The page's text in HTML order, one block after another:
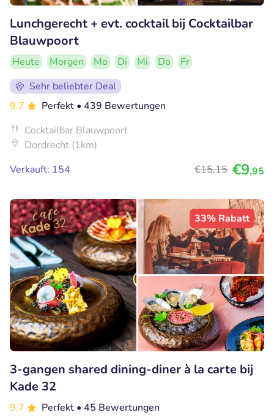
Lunchgerecht + evt. cocktail bij Cocktailbar
Blauwpoort
Heute Morgen Mo Di Mi Do
Fr
Sehr beliebter Deal
9.7
Perfekt • 439 Bewertungen
Cocktailbar Blauwpoort
Dordrecht (1km)
Verkauft: 154
€15,15 €9,95
33% Rabatt
3-gangen shared dining-diner à la carte bij
Kade 32
9.7 Perfekt • 45 Bewertungen